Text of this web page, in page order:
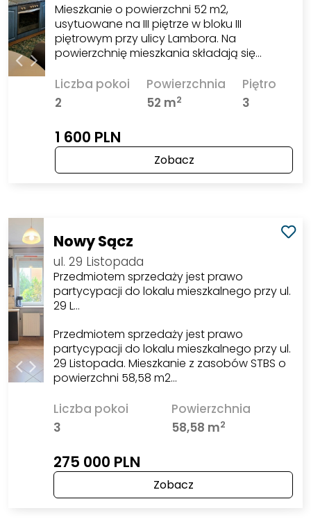
Mieszkanie o powierzchni 52 m2,
usytuowane na III piętrze w bloku III
piętrowym przy ulicy Lambora. Na
powierzchnię mieszkania składają się…
Liczba pokoi
2
Powierzchnia
52 m2
Piętro
3
1 600 PLN
Zobacz
Nowy Sącz
ul. 29 Listopada
Przedmiotem sprzedaży jest prawo
partycypacji do lokalu mieszkalnego przy ul.
29 L…
Przedmiotem sprzedaży jest prawo
partycypacji do lokalu mieszkalnego przy ul.
29 Listopada. Mieszkanie z zasobów STBS o
powierzchni 58,58 m2…
Liczba pokoi
3
Powierzchnia
58,58 m2
275 000 PLN
Zobacz